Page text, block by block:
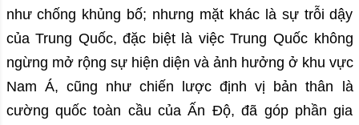
như chống khủng bố; nhưng mặt khác là sự trỗi dậy
của Trung Quốc, đặc biệt là việc Trung Quốc không
ngừng mở rộng sự hiện diện và ảnh hưởng ở khu vực
Nam Á, cũng như chiến lược định vị bản thân là
cường quốc toàn cầu của Ấn Độ, đã góp phần gia